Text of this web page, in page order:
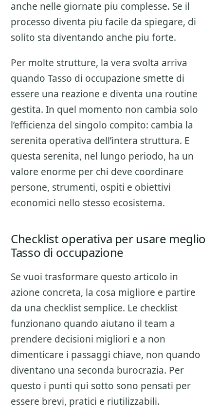
anche nelle giornate piu complesse. Se il
processo diventa piu facile da spiegare, di
solito sta diventando anche piu forte.
Per molte strutture, la vera svolta arriva
quando Tasso di occupazione smette di
essere una reazione e diventa una routine
gestita. In quel momento non cambia solo
l’efficienza del singolo compito: cambia la
serenita operativa dell’intera struttura. E
questa serenita, nel lungo periodo, ha un
valore enorme per chi deve coordinare
persone, strumenti, ospiti e obiettivi
economici nello stesso ecosistema.
Checklist operativa per usare meglio
Tasso di occupazione
Se vuoi trasformare questo articolo in
azione concreta, la cosa migliore e partire
da una checklist semplice. Le checklist
funzionano quando aiutano il team a
prendere decisioni migliori e a non
dimenticare i passaggi chiave, non quando
diventano una seconda burocrazia. Per
questo i punti qui sotto sono pensati per
essere brevi, pratici e riutilizzabili.